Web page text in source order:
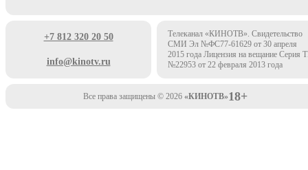
+7 812 320 20 50
info@kinotv.ru
Телеканал «КИНОТВ». Свидетельство
СМИ Эл №ФС77-61629 от 30 апреля
2015 года Лицензия на вещание Серия
№22953 от 22 февраля 2013 года
Все права защищены © 2026 «КИНОТВ»18+